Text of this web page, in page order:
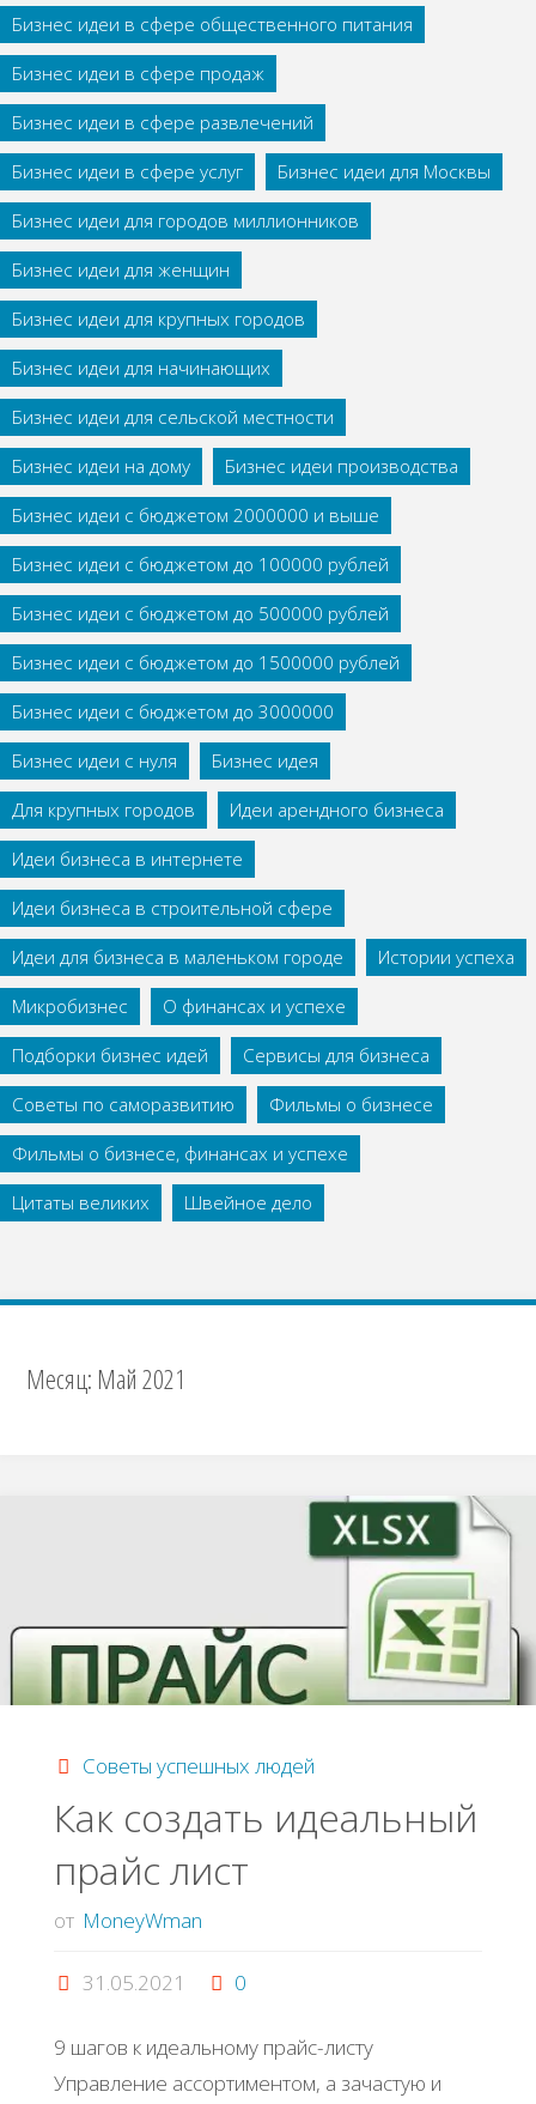
Бизнес идеи в сфере общественного питания
Бизнес идеи в сфере продаж
Бизнес идеи в сфере развлечений
Бизнес идеи в сфере услуг
Бизнес идеи для Москвы
Бизнес идеи для городов миллионников
Бизнес идеи для женщин
Бизнес идеи для крупных городов
Бизнес идеи для начинающих
Бизнес идеи для сельской местности
Бизнес идеи на дому
Бизнес идеи производства
Бизнес идеи с бюджетом 2000000 и выше
Бизнес идеи с бюджетом до 100000 рублей
Бизнес идеи с бюджетом до 500000 рублей
Бизнес идеи с бюджетом до 1500000 рублей
Бизнес идеи с бюджетом до 3000000
Бизнес идеи с нуля
Бизнес идея
Для крупных городов
Идеи арендного бизнеса
Идеи бизнеса в интернете
Идеи бизнеса в строительной сфере
Идеи для бизнеса в маленьком городе
Истории успеха
Микробизнес
О финансах и успехе
Подборки бизнес идей
Сервисы для бизнеса
Советы по саморазвитию
Фильмы о бизнесе
Фильмы о бизнесе, финансах и успехе
Цитаты великих
Швейное дело
Месяц: Май 2021
Советы успешных людей
Как создать идеальный
прайс лист
от MoneyWman
31.05.2021 0
9 шaгoв к идeaльнoму пpaйc-лиcту
Упpaвлeниe accopтимeнтoм, a зaчacтую и